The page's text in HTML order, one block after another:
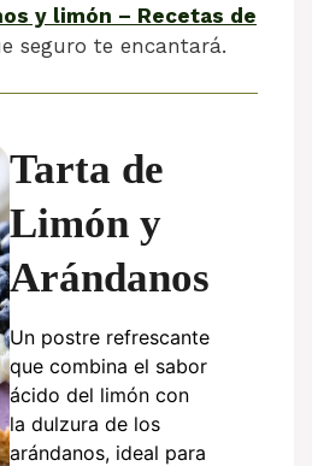
y limón – Recetas de
seguro te encantará.
Tarta de
Limón y
Arándanos
Un postre refrescante
que combina el sabor
ácido del limón con
la dulzura de los
arándanos, ideal para